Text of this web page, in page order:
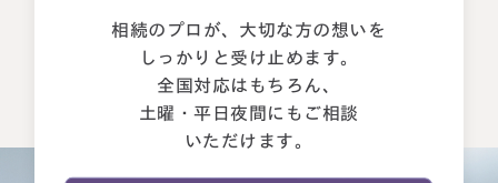
相続のプロが、大切な方の想いを
しっかりと受け止めます。
全国対応はもちろん、
土曜・平日夜間にもご相談
いただけます。